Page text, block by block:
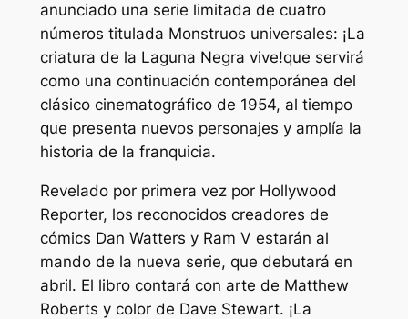
anunciado una serie limitada de cuatro
números titulada Monstruos universales: ¡La
criatura de la Laguna Negra vive!que servirá
como una continuación contemporánea del
clásico cinematográfico de 1954, al tiempo
que presenta nuevos personajes y amplía la
historia de la franquicia.
Revelado por primera vez por Hollywood
Reporter, los reconocidos creadores de
cómics Dan Watters y Ram V estarán al
mando de la nueva serie, que debutará en
abril. El libro contará con arte de Matthew
Roberts y color de Dave Stewart. ¡La